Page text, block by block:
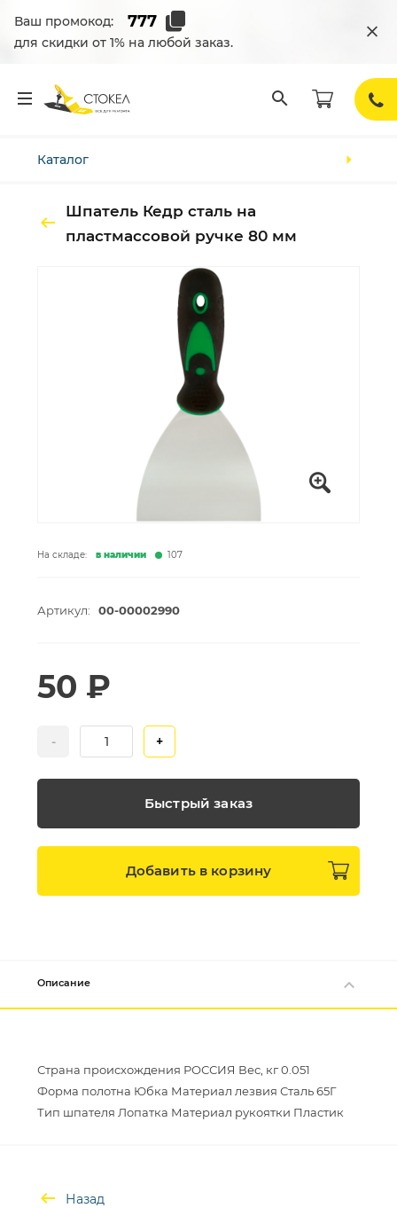
Ваш промокод:
для скидки от 1% на любой заказ.
Каталог
Шпатель Кедр сталь на
пластмассовой ручке 80 мм
На складе: в наличии 107
Артикул: 00-00002990
- +
50 ₽
Быстрый заказ
Добавить в корзину
Описание
Страна происхождения РОССИЯ Вес, кг 0.051
Форма полотна Юбка Материал лезвия Сталь 65Г
Назад